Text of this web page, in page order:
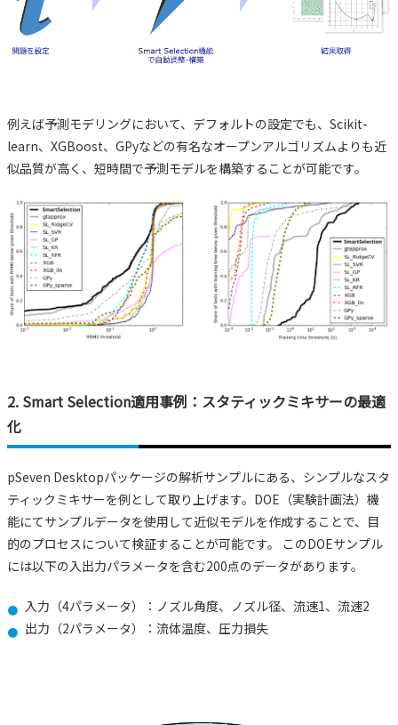
例えば予測モデリングにおいて、デフォルトの設定でも、Scikit-
learn、XGBoost、GPyなどの有名なオープンアルゴリズムよりも近
似品質が高く、短時間で予測モデルを構築することが可能です。
2. Smart Selection適用事例：スタティックミキサーの最適
化
pSeven Desktopパッケージの解析サンプルにある、シンプルなスタ
ティックミキサーを例として取り上げます。DOE（実験計画法）機
能にてサンプルデータを使用して近似モデルを作成することで、目
的のプロセスについて検証することが可能です。 このDOEサンプル
には以下の入出力パラメータを含む200点のデータがあります。
入力（4パラメータ）：ノズル角度、ノズル径、流速1、流速2
出力（2パラメータ）：流体温度、圧力損失